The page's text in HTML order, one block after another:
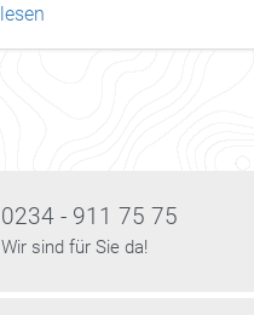
0234 - 911 75 75
Wir sind für Sie da!